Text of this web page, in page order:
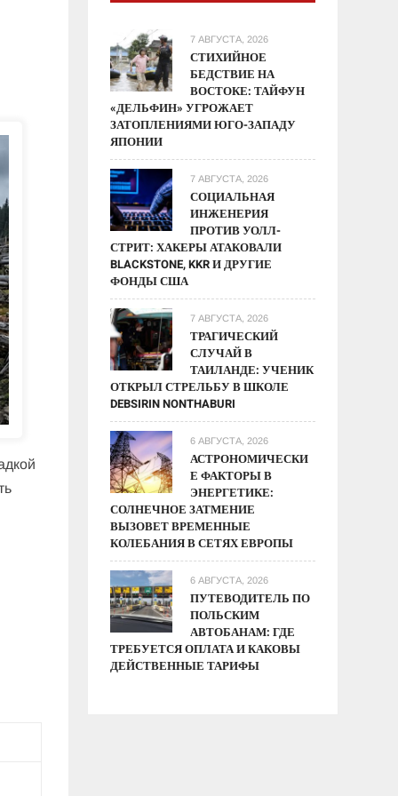
7 АВГУСТА, 2026
СТИХИЙНОЕ
БЕДСТВИЕ НА
ВОСТОКЕ: ТАЙФУН
«ДЕЛЬФИН» УГРОЖАЕТ
ЗАТОПЛЕНИЯМИ ЮГО-ЗАПАДУ
ЯПОНИИ
7 АВГУСТА, 2026
СОЦИАЛЬНАЯ
ИНЖЕНЕРИЯ
ПРОТИВ УОЛЛ-
СТРИТ: ХАКЕРЫ АТАКОВАЛИ
BLACKSTONE, KKR И ДРУГИЕ
ФОНДЫ США
7 АВГУСТА, 2026
ТРАГИЧЕСКИЙ
СЛУЧАЙ В
ТАИЛАНДЕ: УЧЕНИК
ОТКРЫЛ СТРЕЛЬБУ В ШКОЛЕ
DEBSIRIN NONTHABURI
6 АВГУСТА, 2026
АСТРОНОМИЧЕСКИ
Е ФАКТОРЫ В
ЭНЕРГЕТИКЕ:
СОЛНЕЧНОЕ ЗАТМЕНИЕ
ВЫЗОВЕТ ВРЕМЕННЫЕ
КОЛЕБАНИЯ В СЕТЯХ ЕВРОПЫ
6 АВГУСТА, 2026
ПУТЕВОДИТЕЛЬ ПО
ПОЛЬСКИМ
АВТОБАНАМ: ГДЕ
ТРЕБУЕТСЯ ОПЛАТА И КАКОВЫ
ДЕЙСТВЕННЫЕ ТАРИФЫ